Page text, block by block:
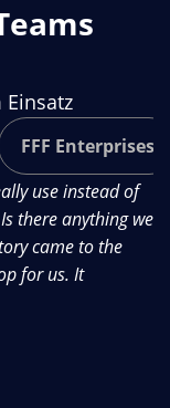
FFF Enterprises
use instead of
there anything we
came to the
for us. It